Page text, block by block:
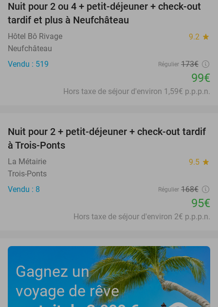
43%
Nuit pour 2 ou 4 + petit-déjeuner + check-out
tardif et plus à Neufchâteau
Hôtel Bô Rivage 9.2 star
Neufchâteau
Vendu : 519
Régulier 173€
99€
Hors taxe de séjour d'environ 1,59€ p.p.p.n.
43%
Nuit pour 2 + petit-déjeuner + check-out tardif
à Trois-Ponts
La Métairie 9.5 star
Trois-Ponts
Vendu : 8
Régulier 168€
95€
Hors taxe de séjour d'environ 2€ p.p.p.n.
Gagnez un
voyage de rêve